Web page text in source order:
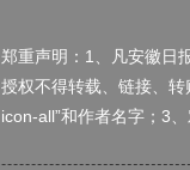
郑重声明：1、凡安徽日
授权不得转载、链接、
icon-all”和作者名字；3